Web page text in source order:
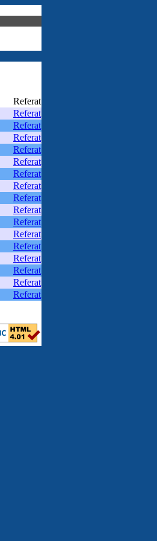
Referat
Referat
Referat
Referat
Referat
Referat
Referat
Referat
Referat
Referat
Referat
Referat
Referat
Referat
Referat
Referat
Referat